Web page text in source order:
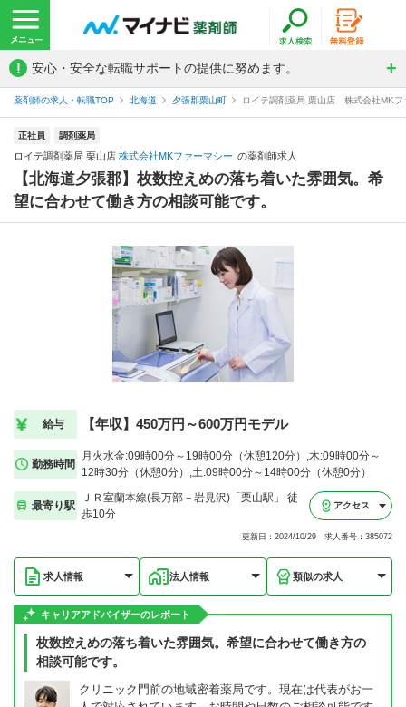
! 安心・安全な転職サポートの提供に努めます。
薬剤師の求人・転職TOP 北海道 夕張郡栗山町 ロイテ調剤薬局 栗山店 株式会社MKフ
正社員 調剤薬局
ロイテ調剤薬局 栗山店 株式会社MKファーマシー の薬剤師求人
【北海道夕張郡】枚数控えめの落ち着いた雰囲気。希
望に合わせて働き方の相談可能です。
給与 【年収】450万円～600万円モデル
勤務時間
月火水金:09時00分～19時00分（休憩120分）,木:09時00分～
12時30分（休憩0分）,土:09時00分～14時00分（休憩0分）
最寄り駅
ＪＲ室蘭本線(長万部－岩見沢)「栗山駅」 徒
歩10分
アクセス
更新日：2024/10/29 求人番号：385072
求人情報 法人情報 類似の求人
キャリアアドバイザーのレポート
枚数控えめの落ち着いた雰囲気。希望に合わせて働き方の
相談可能です。
クリニック門前の地域密着薬局です。現在は代表がお一